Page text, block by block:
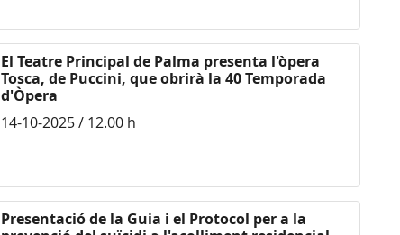
El Teatre Principal de Palma presenta l'òpera
Tosca, de Puccini, que obrirà la 40 Temporada
d'Òpera
14-10-2025 / 12.00 h
Presentació de la Guia i el Protocol per a la